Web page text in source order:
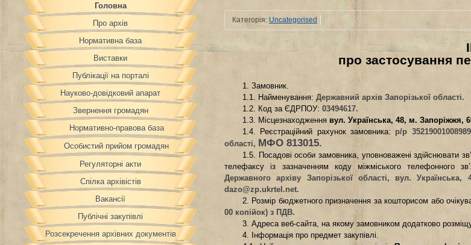
Головна
Про архів
Нормативна база
Виставки
Публікації на порталі
Науково-довідковий апарат
Звернення громадян
Нормативно-правова база
Особистий прийом громадян
Регуляторні акти
Спілка архівістів
Вакансії
Публічні закупівлі
Розсекречення архівних документів
Категорія: Uncategorised
про застосування
1. Замовник.
1.1. Найменування: Державний архів Запорізької області.
1.2. Код за ЄДРПОУ: 03494617.
1.3. Місцезнаходження вул. Українська, 48, м. Запоріжжя,
1.4. Реєстраційний рахунок замовника: р/р 35219001008989
області, МФО 813015.
1.5. Посадові особи замовника, уповноважені здійснювати
телефаксу із зазначенням коду міжміського телефонного
Державного архіву Запорізької області, вул. Українська,
dazo@zp.ukrtel.net.
2. Розмір бюджетного призначення за кошторисом або
00 копійок) з ПДВ.
3. Адреса веб-сайта, на якому замовником додатково
4. Інформація про предмет закупівлі.